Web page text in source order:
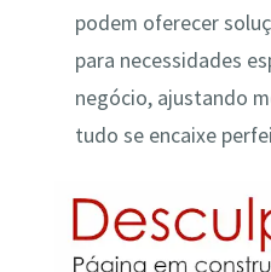
podem oferecer
para necessidades
negócio, ajustando
tudo se encaixe